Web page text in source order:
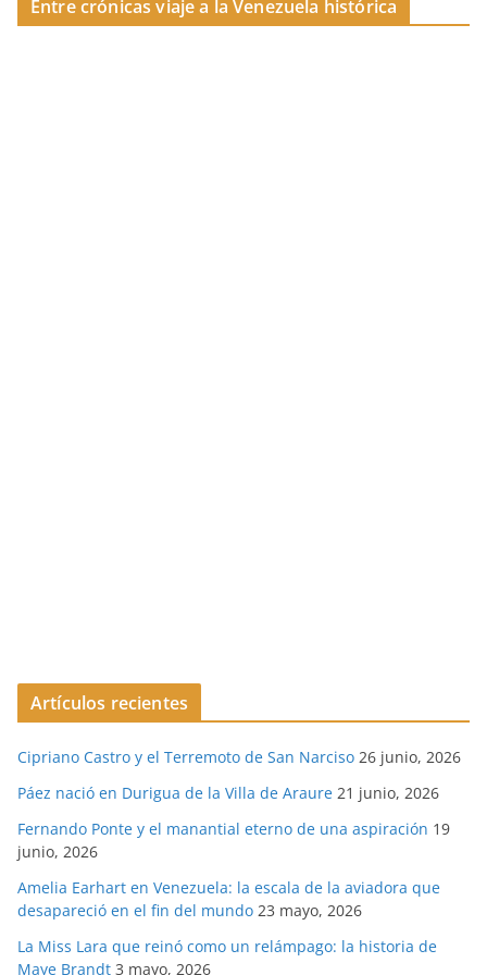
Entre crónicas viaje a la Venezuela histórica
Artículos recientes
Cipriano Castro y el Terremoto de San Narciso 26 junio, 2026
Páez nació en Durigua de la Villa de Araure 21 junio, 2026
Fernando Ponte y el manantial eterno de una aspiración 19
junio, 2026
Amelia Earhart en Venezuela: la escala de la aviadora que
desapareció en el fin del mundo 23 mayo, 2026
La Miss Lara que reinó como un relámpago: la historia de
Maye Brandt 3 mayo, 2026